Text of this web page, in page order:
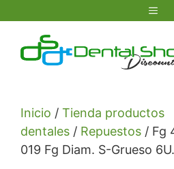
contenido
Inicio / Tienda productos
dentales / Repuestos / Fg
019 Fg Diam. S-Grueso 6U.